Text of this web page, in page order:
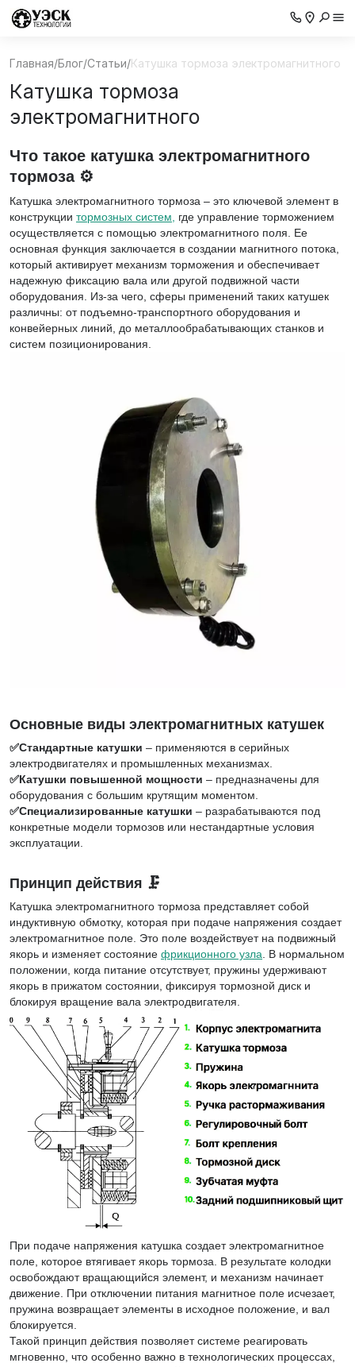
Главная/Блог/Статьи/Катушка тормоза электромагнитного
Катушка тормоза
электромагнитного
Что такое катушка электромагнитного
тормоза ⚙
Катушка электромагнитного тормоза – это ключевой элемент в
конструкции тормозных систем,
где управление торможением
осуществляется с помощью электромагнитного поля. Ее
основная функция заключается в создании магнитного потока,
который активирует механизм торможения и обеспечивает
надежную фиксацию вала или другой подвижной части
оборудования. Из-за чего, сферы применений таких катушек
различны: от подъемно-транспортного оборудования и
конвейерных линий, до металлообрабатывающих станков и
систем позиционирования.
Основные виды электромагнитных катушек
✅Стандартные катушки – применяются в серийных
электродвигателях и промышленных механизмах.
✅Катушки повышенной мощности – предназначены для
оборудования с большим крутящим моментом.
✅Специализированные катушки – разрабатываются под
конкретные модели тормозов или нестандартные условия
эксплуатации.
Принцип действия 🗜
Катушка электромагнитного тормоза представляет собой
индуктивную обмотку, которая при подаче напряжения создает
электромагнитное поле. Это поле воздействует на подвижный
якорь и изменяет состояние фрикционного узла . В нормальном
положении, когда питание отсутствует, пружины удерживают
якорь в прижатом состоянии, фиксируя тормозной диск и
блокируя вращение вала электродвигателя.
При подаче напряжения катушка создает электромагнитное
поле, которое втягивает якорь тормоза. В результате колодки
освобождают вращающийся элемент, и механизм начинает
движение. При отключении питания магнитное поле исчезает,
пружина возвращает элементы в исходное положение, и вал
блокируется.
Такой принцип действия позволяет системе реагировать
мгновенно, что особенно важно в технологических процессах,